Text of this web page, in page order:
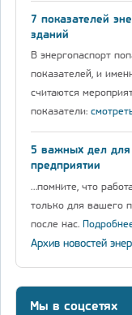
7 показателей
зданий
В энергопаспорт
показателей, и
считаются
показатели:
5 важных дел для
предприятии
…помните, что
только для вашего
после нас.
Архив новостей
Мы в соцсетях